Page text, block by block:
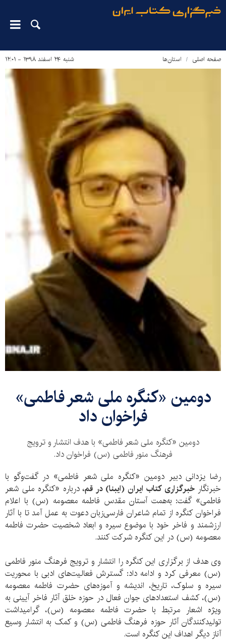
صفحه اصلی استان‌ها شنبه ۲۴ اسفند ۱۳۹۸ - ۱۲:۰۱
دومین «کنگره ملی شعر فاطمی»
فراخوان داد
دومین «کنگره ملی شعر فاطمی» با هدف انتشار و ترویج
فرهنگ منور فاطمی (س) فراخوان داد.
رضا یزدانی دبیر دومین «کنگره ملی شعر فاطمی» در گفت‌وگو با
خبرنگارخبرگزاری کتاب ایران (ایبنا) در قم،درباره «کنگره ملی شعر
فاطمی» گفت: به‌همت آستان مقدس فاطمه معصومه (س) با اعلام
فراخوان کنگره از تمام شاعران فارسی‌زبان دعوت به عمل آمد تا با آثار
ارزشمند و فاخر خود با موضوع سیره و ابعاد شخصیت حضرت فاطمه
معصومه (س) در این کنگره شرکت کنند.
وی هدف از برگزاری این کنگره را انتشار و ترویج فرهنگ منور فاطمی
(س) معرفی کرد و ادامه داد: گسترش فعالیت‌های ادبی با محوریت
سیره و سلوک، تاریخ، اندیشه و آموزه‌های حضرت فاطمه معصومه
(س)، کشف استعدادهای جوان فعال در حوزه خلق آثار فاخر آیینی به
ویژه اشعار مرتبط با حضرت فاطمه معصومه (س)، گرامیداشت
تولیدکنندگان آثار حوزه فرهنگ فاطمی (س) و کمک به انتشار وسیع
آناز دیگر اهداف این کنگره است.